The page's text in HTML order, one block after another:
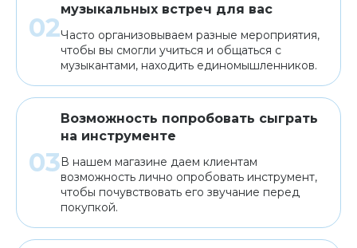
музыкальных встреч для вас
Часто организовываем разные мероприятия,
чтобы вы смогли учиться и общаться с
музыкантами, находить единомышленников.
Возможность попробовать сыграть
на инструменте
В нашем магазине даем клиентам
возможность лично опробовать инструмент,
чтобы почувствовать его звучание перед
покупкой.